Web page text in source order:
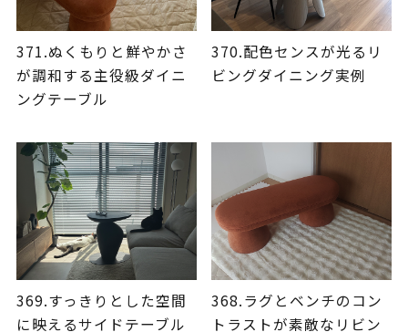
371.ぬくもりと鮮やかさ
が調和する主役級ダイニ
ングテーブル
370.配色センスが光るリ
ビングダイニング実例
369.すっきりとした空間
に映えるサイドテーブル
368.ラグとベンチのコン
トラストが素敵なリビン